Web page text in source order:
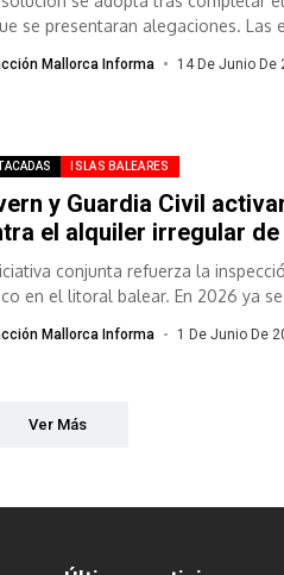
se presentaran alegaciones. Las
Mallorca Informa 14 De Junio De
ISLAS BALEARES
y Guardia Civil
el alquiler irregular
conjunta refuerza la
en el litoral balear. En 2026 ya
Mallorca Informa 1 De Junio De
Ver Más